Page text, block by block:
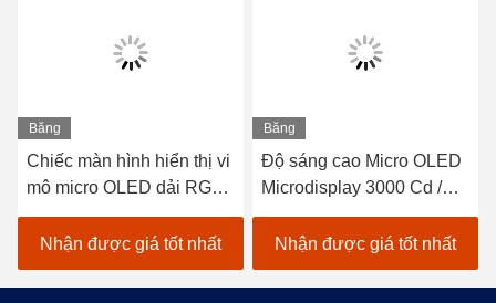
Băng
hình
Chiếc màn hình hiển thị vi
mô micro OLED dải RGB
dọc với độ sáng tối đa là
3000 Cd / m2 và diện tích
hoạt động là 15,19mm ×
14,36mm
Nhận được giá tốt nhất
Băng
hình
Độ sáng cao Micro OLED
Microdisplay 3000 Cd /
m2 Vùng hoạt động
15.19mm × 14.36mm Dải
RGB dọc Màu sắc Định
dạng pixel
Nhận được giá tốt nhất